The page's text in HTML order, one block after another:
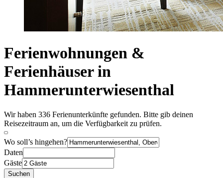
Ferienwohnungen &
Ferienhäuser in
Hammerunterwiesenthal
Wir haben 336 Ferienunterkünfte gefunden. Bitte gib deinen
Reisezeitraum an, um die Verfügbarkeit zu prüfen.
Wo soll’s hingehen?
Daten
Gäste
Suchen